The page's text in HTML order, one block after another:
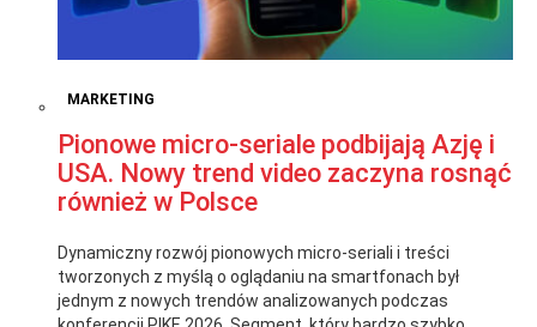
MARKETING
Pionowe micro-seriale podbijają Azję i
USA. Nowy trend video zaczyna rosnąć
również w Polsce
Dynamiczny rozwój pionowych micro-seriali i treści
tworzonych z myślą o oglądaniu na smartfonach był
jednym z nowych trendów analizowanych podczas